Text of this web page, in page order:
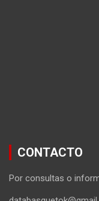
CONTACTO
Por consultas o